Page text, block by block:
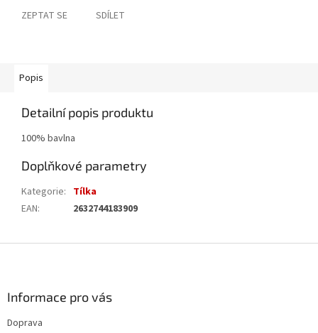
ZEPTAT SE SDÍLET
Popis
Detailní popis produktu
100% bavlna
Doplňkové parametry
Kategorie: Tílka
EAN: 2632744183909
Informace pro vás
Doprava